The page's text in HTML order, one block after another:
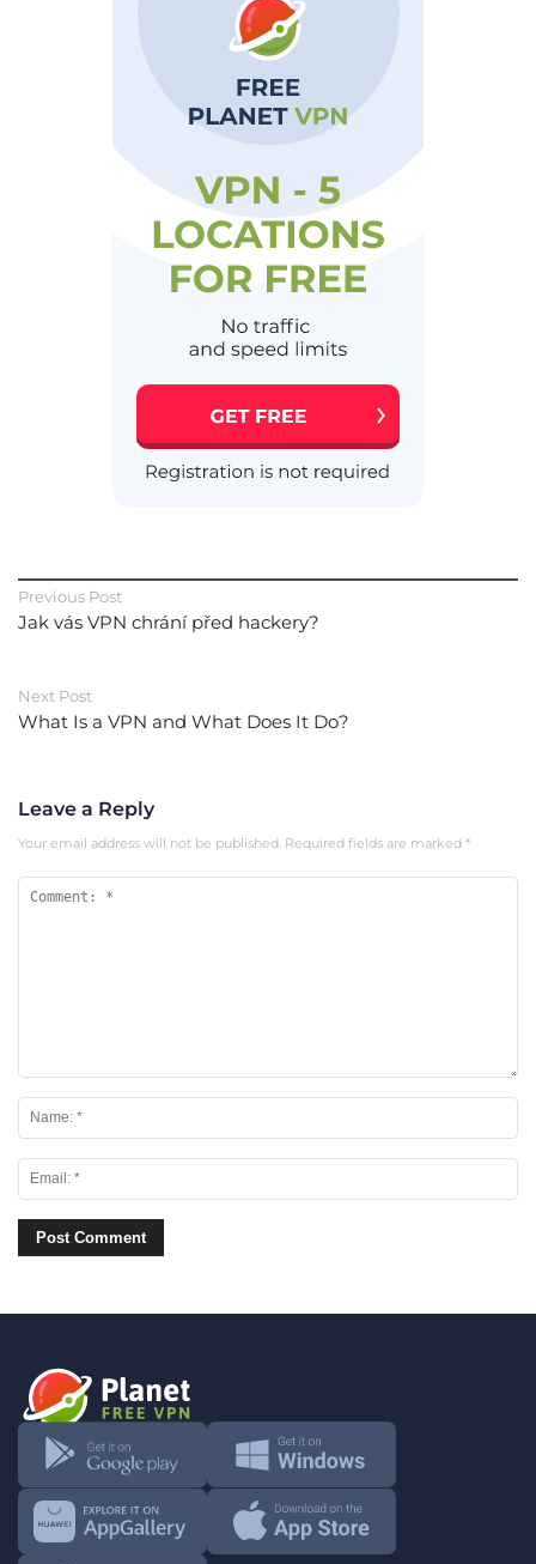
Previous Post
Jak vás VPN chrání před hackery?
Next Post
What Is a VPN and What Does It Do?
Leave a Reply
Your email address will not be published. Required fields are marked *